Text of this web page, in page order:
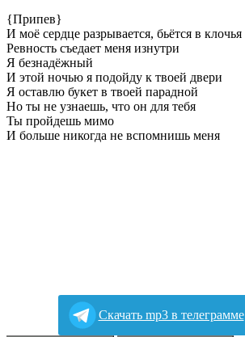
{Припев}
И моё сердце разрывается, бьётся в клочья
Ревность съедает меня изнутри
Я безнадёжный
И этой ночью я подойду к твоей двери
Я оставлю букет в твоей парадной
Но ты не узнаешь, что он для тебя
Ты пройдешь мимо
И больше никогда не вспомнишь меня
Скачать mp3 в телеграмме